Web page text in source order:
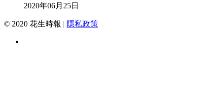
2020年06月25日
© 2020 花生時報 | 隱私政策